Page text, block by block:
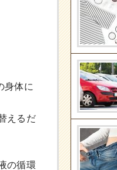
身体に
えるだ
の循環